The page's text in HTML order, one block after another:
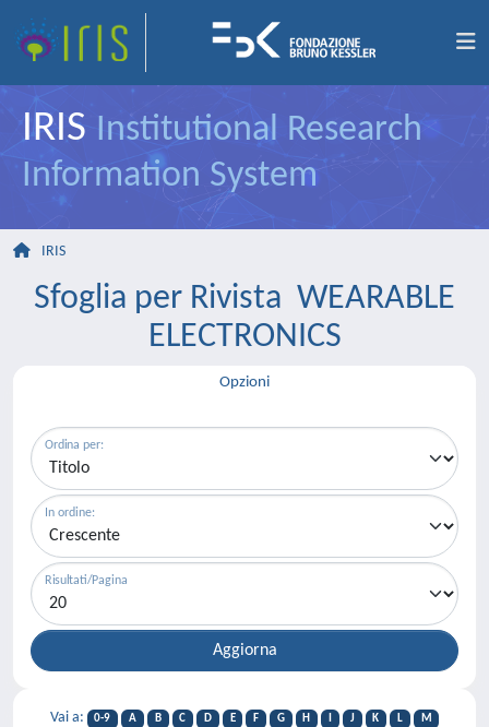
IRIS Institutional Research
Information System
IRIS
Sfoglia per Rivista WEARABLE
ELECTRONICS
Opzioni
Ordina per:
In ordine:
Risultati/Pagina
Vai a: 0-9 A B C D E F G H J K L
M